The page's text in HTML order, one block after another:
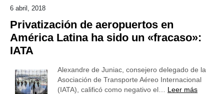
6 abril, 2018
Privatización de aeropuertos en
América Latina ha sido un «fracaso»:
IATA
Alexandre de Juniac, consejero delegado de la
Asociación de Transporte Aéreo Internacional
(IATA), calificó como negativo el… Leer más